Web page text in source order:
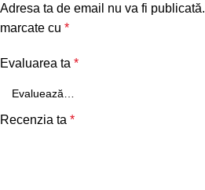
Adresa ta de email nu va fi publicată.
marcate cu *
Evaluarea ta *
Recenzia ta *